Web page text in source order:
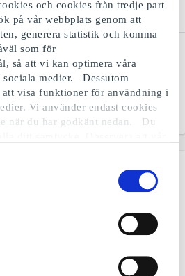
och cookies från tredje part
på vår webbplats genom att
generera statistik och komma
som för
så att vi kan optimera våra
medier. Dessutom
visa funktioner för användning i
Vi använder endast cookies
när du har godkänt nedan. Du
vi kort din IP-adress. IP-
våra sociala mediepartners,
behandlingen av din personliga
IKEA SE Presentkort
Den perfekta presenten för
alla som älskar möbler,
inredning och dekor
50 kr